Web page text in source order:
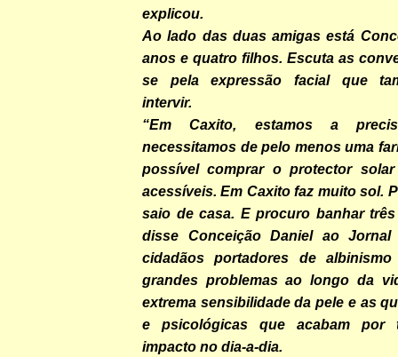
explicou.
Ao lado das duas amigas está
anos e quatro filhos. Escuta as
se pela expressão facial que
intervir.
“Em Caxito, estamos a
necessitamos de pelo menos uma
possível comprar o protector
acessíveis. Em Caxito faz muito sol.
saio de casa. E procuro banhar
disse Conceição Daniel ao
cidadãos portadores de
grandes problemas ao longo da
extrema sensibilidade da pele e as
e psicológicas que acabam por
impacto no dia-a-dia.